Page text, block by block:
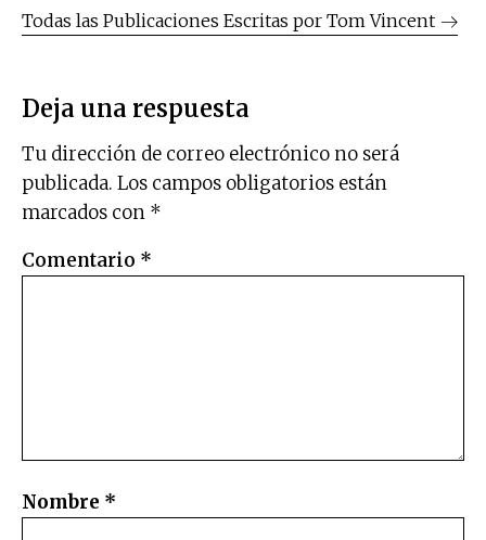
Todas las Publicaciones Escritas por Tom Vincent
Deja una respuesta
Tu dirección de correo electrónico no será
publicada. Los campos obligatorios están
marcados con *
Comentario *
Nombre *